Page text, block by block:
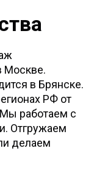
Москве.
в Брянске.
РФ от
работаем с
Отгружаем
делаем